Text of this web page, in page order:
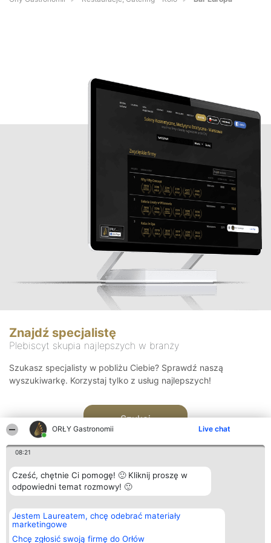
ORŁY Gastronomii Live chat
08:21
Cześć, chętnie Ci pomogę! 🙂 Kliknij proszę w
odpowiedni temat rozmowy! 🙂
Jestem Laureatem, chcę odebrać materiały
marketingowe
Chcę zgłosić swoją firmę do Orłów
Znajdź specjalistę
Plebiscyt skupia najlepszych w branży
Szukasz specjalisty w pobliżu Ciebie? Sprawdź naszą
wyszukiwarkę. Korzystaj tylko z usług najlepszych!
Szukaj
Organizator plebiscytu
Bright Side Solutions sp. z o.
o. sp. k.
ul. Ruska 22
Plebiscyt
Laureaci
wszystkich
Kontakt
Kontakt